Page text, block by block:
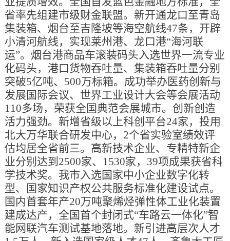
省率先组建市级财金联盟。新开通龙口至青岛
集装箱、烟台至吉隆坡等海空航线47条，开辟
小清河航线，实现莱州港、龙口港“海河联
运”。烟台港商品车滚装码头入选世界一流专业
化码头，港口货物吞吐量、集装箱吞吐量分别
突破5亿吨、500万标箱。成功举办医药创新与
发展国际会议、世界工业设计大会等会展活动
110多场，荣获全国典范会展城市。创新创造
活力强劲。新增省级以上科创平台24家，投用
北大万华联合研发中心，2个省实验室绩效评
估均居全省前三。高新技术企业、专精特新企
业分别达到2500家、1530家，39项成果获省科
学技术奖。我市入选国家中小企业数字化转
型、国家知识产权公共服务标准化建设试点。
国内首套年产20万吨聚烯烃弹性体工业化装置
建成达产，全国首个封闭式“车路云一体化”智
能网联汽车测试基地落地。新引进高层次人才